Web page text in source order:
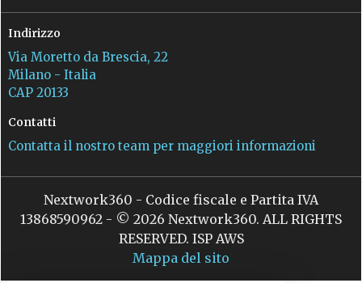
Indirizzo
Via Moretto da Brescia, 22
Milano - Italia
CAP 20133
Contatti
Contatta il nostro team per maggiori informazioni
Nextwork360 - Codice fiscale e Partita IVA
13868590962 - © 2026 Nextwork360. ALL RIGHTS
RESERVED. ISP AWS
Mappa del sito